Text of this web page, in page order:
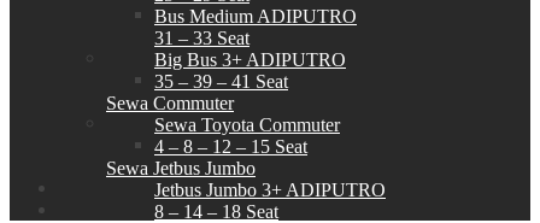
Bus Medium ADIPUTRO
31 – 33 Seat
Big Bus 3+ ADIPUTRO
35 – 39 – 41 Seat
Sewa Commuter
Sewa Toyota Commuter
4 – 8 – 12 – 15 Seat
Sewa Jetbus Jumbo
Jetbus Jumbo 3+ ADIPUTRO
8 – 14 – 18 Seat